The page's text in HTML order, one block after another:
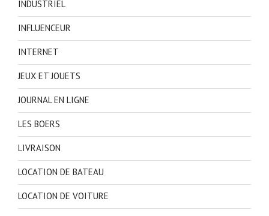
INDUSTRIEL
INFLUENCEUR
INTERNET
JEUX ET JOUETS
JOURNAL EN LIGNE
LES BOERS
LIVRAISON
LOCATION DE BATEAU
LOCATION DE VOITURE